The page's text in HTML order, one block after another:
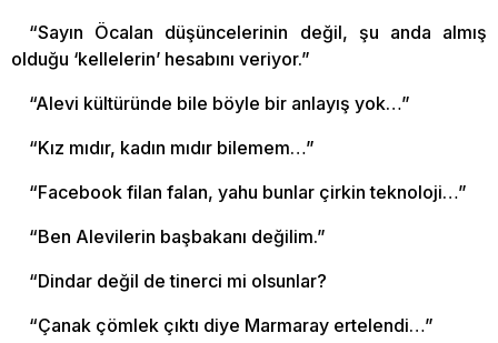
“Sayın Öcalan düşüncelerinin değil, şu anda almış
olduğu ‘kellelerin’ hesabını veriyor.”
“Alevi kültüründe bile böyle bir anlayış yok…”
“Kız mıdır, kadın mıdır bilemem…”
“Facebook filan falan, yahu bunlar çirkin teknoloji…”
“Ben Alevilerin başbakanı değilim.”
“Dindar değil de tinerci mi olsunlar?
“Çanak çömlek çıktı diye Marmaray ertelendi…”